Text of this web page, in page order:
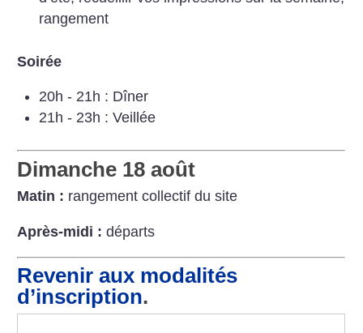
rangement
Soirée
20h - 21h : Dîner
21h - 23h : Veillée
Dimanche 18 août
Matin : rangement collectif du site
Après-midi : départs
Revenir aux modalités
d’inscription.